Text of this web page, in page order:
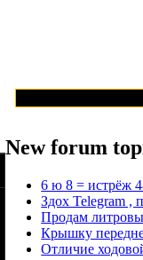
New forum
6 ю 8 = истрёж
Здох Telegram ,
Продам
Крышку
Отличие